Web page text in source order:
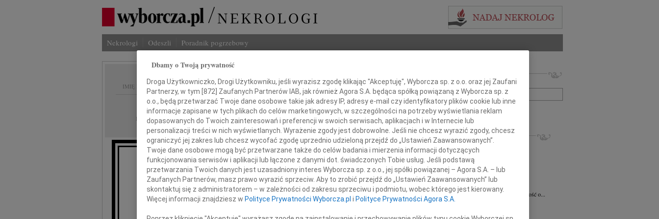
Nekrologi Odeszli Poradnik pogrzebowy
IMIĘ I NAZWISKO:
REGION: Radom
DATA EMISJI: 10.05.2011
Pani
mgr Janinie Półtorak
Imię i nazwisko lub numer ogłoszenia:
+ szukanie zaawansowane
INNE NEKROLOGI
06.08.2026Radom
Annie Ciskowskiej wyrazy najgłębszego...
Zdzisław Maszkiewicz
Z ogromnym smutkiem i żalem przyjąłem...
Danuta Grabowska
07.07.2026
Z ogromnym smutkiem przyjęliśmy wiadomość o...
26.05.2026
Panu Dariuszowi Piątkowi Dyrektorowi...
Dbamy o Twoją prywatność
Droga Użytkowniczko, Drogi Użytkowniku, jeśli wyrazisz zgodę klikając "Akceptuję", Wyborcza sp. z o.o. oraz jej Zaufani
Partnerzy, w tym [872] Zaufanych Partnerów IAB, jak również Agora S.A. będąca spółką powiązaną z Wyborcza sp. z
o.o., będą przetwarzać Twoje dane osobowe takie jak adresy IP, adresy e-mail czy identyfikatory plików cookie lub inne
informacje zapisane w tych plikach do celów marketingowych, w szczególności na potrzeby wyświetlania reklam
dopasowanych do Twoich zainteresowań i preferencji w swoich serwisach, aplikacjach i w Internecie lub
personalizacji treści w nich wyświetlanych. Wyrażenie zgody jest dobrowolne. Jeśli nie chcesz wyrazić zgody, chcesz
ograniczyć jej zakres lub chcesz wycofać zgodę uprzednio udzieloną przejdź do „Ustawień Zaawansowanych”.
Twoje dane osobowe mogą być przetwarzane także do celów badania i mierzenia informacji dotyczących
funkcjonowania serwisów i aplikacji lub łączone z danymi dot. świadczonych Tobie usług. Jeśli podstawą
przetwarzania Twoich danych jest uzasadniony interes Wyborcza sp. z o.o., jej spółki powiązanej – Agora S.A. – lub
Zaufanych Partnerów, masz prawo wyrazić sprzeciw. Aby to zrobić przejdź do „Ustawień Zaawansowanych” lub
skontaktuj się z administratorem – w zależności od zakresu sprzeciwu i podmiotu, wobec którego jest kierowany.
Więcej informacji znajdziesz w Polityce Prywatności Wyborcza.pl i Polityce Prywatności Agora S.A.